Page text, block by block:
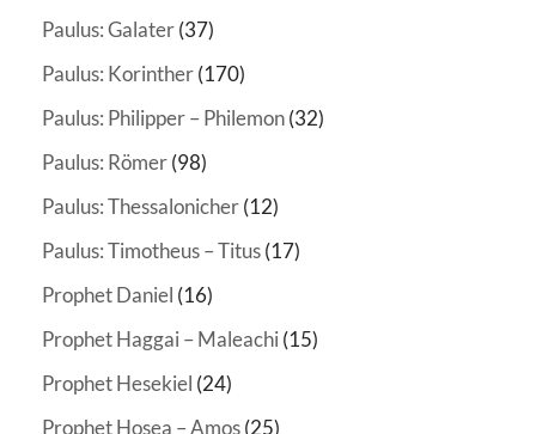
Paulus: Galater(37)
Paulus: Korinther(170)
Paulus: Philipper – Philemon(32)
Paulus: Römer(98)
Paulus: Thessalonicher(12)
Paulus: Timotheus – Titus(17)
Prophet Daniel (16)
Prophet Haggai – Maleachi (15)
Prophet Hesekiel (24)
Prophet Hosea – Amos(25)